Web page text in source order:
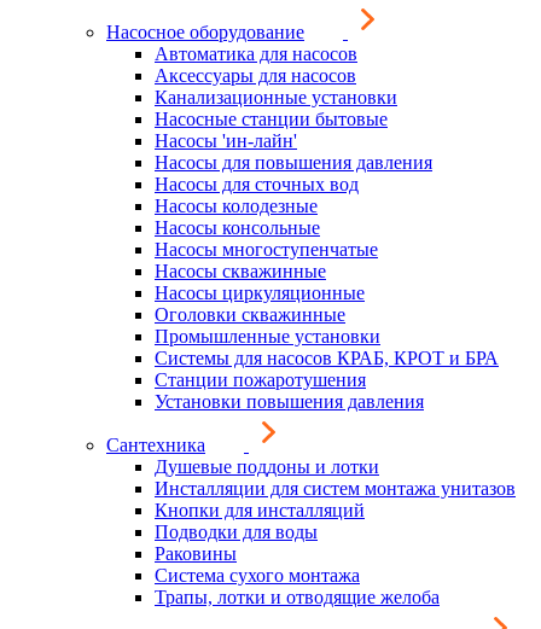
Насосное оборудование
Автоматика для насосов
Аксессуары для насосов
Канализационные установки
Насосные станции бытовые
Насосы 'ин-лайн'
Насосы для повышения давления
Насосы для сточных вод
Насосы колодезные
Насосы консольные
Насосы многоступенчатые
Насосы скважинные
Насосы циркуляционные
Оголовки скважинные
Промышленные установки
Системы для насосов КРАБ, КРОТ и БРА
Станции пожаротушения
Установки повышения давления
Сантехника
Душевые поддоны и лотки
Инсталляции для систем монтажа унитазов
Кнопки для инсталляций
Подводки для воды
Раковины
Система сухого монтажа
Трапы, лотки и отводящие желоба